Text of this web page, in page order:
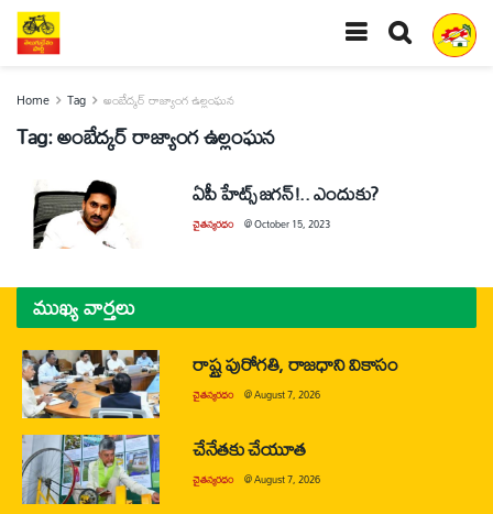
Home Tag అంబేద్కర్‌ రాజ్యాంగ ఉల్లంఘన
Tag:అంబేద్కర్‌ రాజ్యాంగ ఉల్లంఘన
ఏపీ హేట్స్‌ జగన్‌!.. ఎందుకు?
చైతన్యరధం @October 15, 2023
ముఖ్య వార్తలు
రాష్ట్ర పురోగతి, రాజధాని వికాసం
చైతన్యరధం @August 7, 2026
చేనేతకు చేయూత
చైతన్యరధం @August 7, 2026